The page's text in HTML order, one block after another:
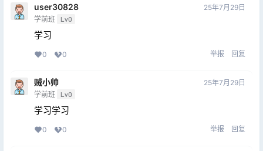
user30828
学前班 Lv0
25年7月29日
学习
0 0 举报 回复
贼小帅
学前班 Lv0
25年7月29日
学习学习
0 0 举报 回复